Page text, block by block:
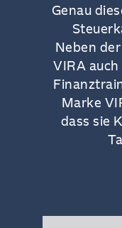
Genau
Neben
VIRA
Marke
dass sie